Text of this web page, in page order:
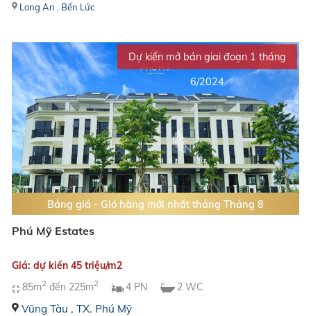
Long An , Bến Lức
Dự kiến mở bán giai đoạn 1 tháng
6/2024
Bảng giá - Giỏ hàng mới nhất tháng Tháng 8
Phú Mỹ Estates
Giá: dự kiến 45 triệu/m2
85m2 đến 225m2 4 PN 2 WC
Vũng Tàu , TX. Phú Mỹ